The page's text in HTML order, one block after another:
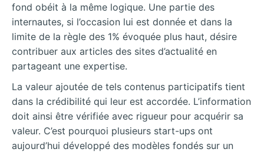
fond obéit à la même logique. Une partie des
internautes, si l’occasion lui est donnée et dans la
limite de la règle des 1% évoquée plus haut, désire
contribuer aux articles des sites d’actualité en
partageant une expertise.
La valeur ajoutée de tels contenus participatifs tient
dans la crédibilité qui leur est accordée. L’information
doit ainsi être vérifiée avec rigueur pour acquérir sa
valeur. C’est pourquoi plusieurs start-ups ont
aujourd’hui développé des modèles fondés sur un